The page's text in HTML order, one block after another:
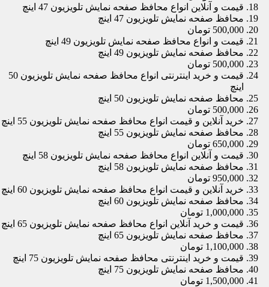
قیمت و آنلاین انواع محافظ صفحه نمایش تلویزیون 47 اینچ
محافظ صفحه نمایش تلویزیون 47 اینچ
500,000 تومان
قیمت و انواع محافظ صفحه نمایش تلویزیون 49 اینچ
محافظ صفحه نمایش تلویزیون 49 اینچ
500,000 تومان
قیمت و خرید اینترنتی انواع محافظ صفحه نمایش تلویزیون 50
اینچ
محافظ صفحه نمایش تلویزیون 50 اینچ
500,000 تومان
خرید آنلاین و قیمت انواع محافظ صفحه نمایش تلویزیون 55 اینچ
محافظ صفحه نمایش تلویزیون 55 اینچ
650,000 تومان
قیمت و آنلاین انواع محافظ صفحه نمایش تلویزیون 58 اینچ
محافظ صفحه نمایش تلویزیون 58 اینچ
950,000 تومان
خرید آنلاین و قیمت انواع محافظ صفحه نمایش تلویزیون 60 اینچ
محافظ صفحه نمایش تلویزیون 60 اینچ
1,000,000 تومان
قیمت و خرید آنلاین انواع محافظ صفحه نمایش تلویزیون 65 اینچ
محافظ صفحه نمایش تلویزیون 65 اینچ
1,100,000 تومان
قیمت و خرید اینترنتی محافظ صفحه نمایش تلویزیون 75 اینچ
محافظ صفحه نمایش تلویزیون 75 اینچ
1,500,000 تومان